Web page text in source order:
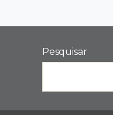
Pesquisar